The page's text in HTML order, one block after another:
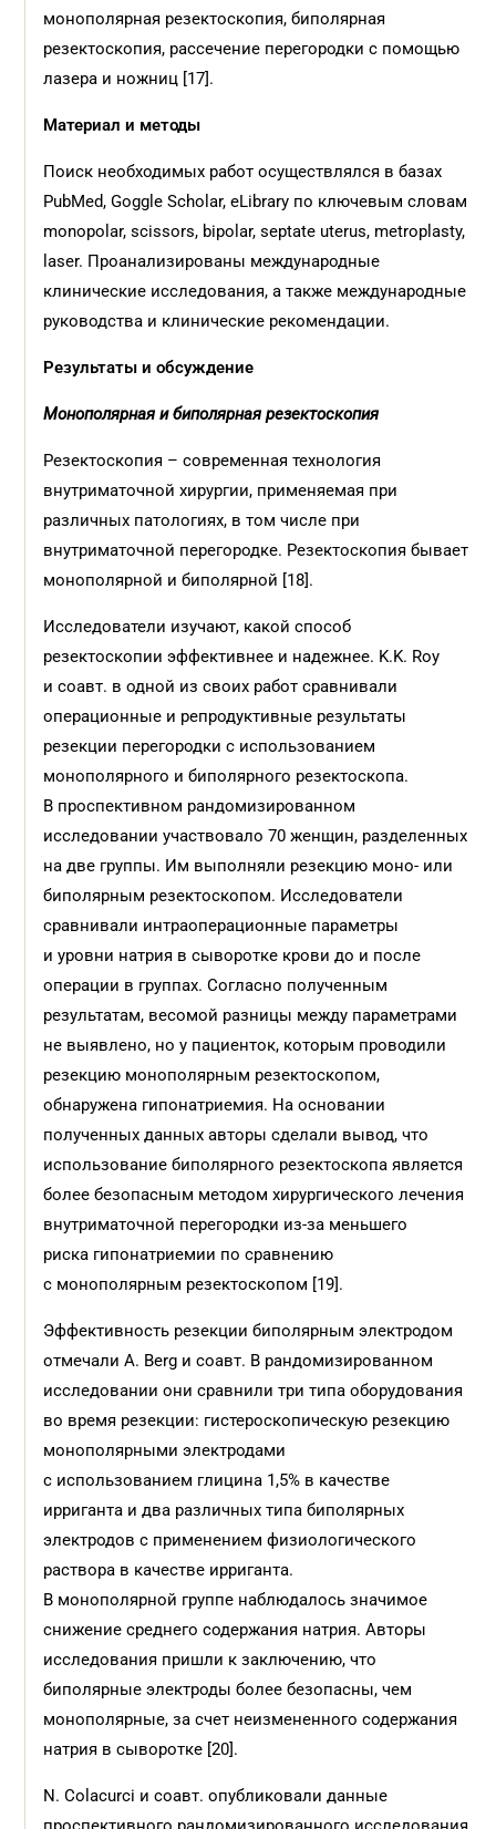
монополярная резектоскопия, биполярная
резектоскопия, рассечение перегородки с помощью
лазера и ножниц [17].
Материал и методы
Поиск необходимых работ осуществлялся в базах
PubMed, Goggle Scholar, eLibrary по ключевым словам
monopolar, scissors, bipolar, septate uterus, metroplasty,
laser. Проанализированы международные
клинические исследования, а также международные
руководства и клинические рекомендации.
Результаты и обсуждение
Монополярная и биполярная резектоскопия
Резектоскопия – современная технология
внутриматочной хирургии, применяемая при
различных патологиях, в том числе при
внутриматочной перегородке. Резектоскопия бывает
монополярной и биполярной [18].
Исследователи изучают, какой способ
резектоскопии эффективнее и надежнее. K.K. Roy
и соавт. в одной из своих работ сравнивали
операционные и репродуктивные результаты
резекции перегородки с использованием
монополярного и биполярного резектоскопа.
В проспективном рандомизированном
исследовании участвовало 70 женщин, разделенных
на две группы. Им выполняли резекцию моно- или
биполярным резектоскопом. Исследователи
сравнивали интраоперационные параметры
и уровни натрия в сыворотке крови до и после
операции в группах. Соглаcно полученным
результатам, весомой разницы между параметрами
не выявлено, но у пациенток, которым проводили
резекцию монополярным резектоскопом,
обнаружена гипонатриемия. На основании
полученных данных авторы сделали вывод, что
использование биполярного резектоскопа является
более безопасным методом хирургического лечения
внутриматочной перегородки из-за меньшего
риска гипонатриемии по сравнению
с монополярным резектоскопом [19].
Эффективность резекции биполярным электродом
отмечали A. Berg и соавт. В рандомизированном
исследовании они сравнили три типа оборудования
во время резекции: гистероскопическую резекцию
монополярными электродами
с использованием глицина 1,5% в качестве
ирриганта и два различных типа биполярных
электродов с применением физиологического
раствора в качестве ирриганта.
В монополярной группе наблюдалось значимое
снижение среднего содержания натрия. Авторы
исследования пришли к заключению, что
биполярные электроды более безопасны, чем
монополярные, за счет неизмененного содержания
натрия в сыворотке [20].
N. Colacurci и соавт. опубликовали данные